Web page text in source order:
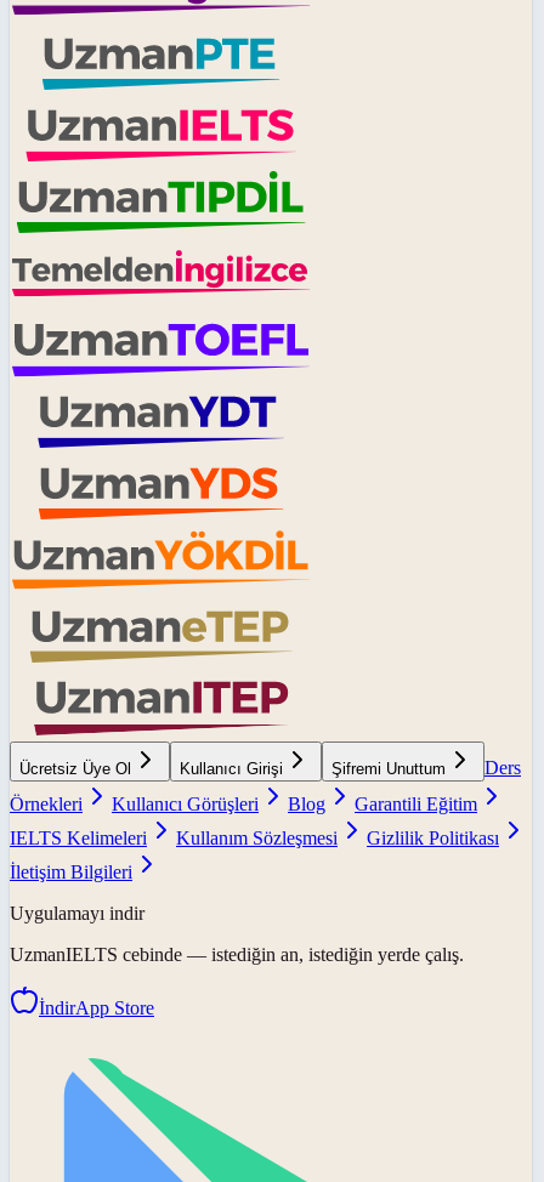
Ücretsiz Üye Ol Kullanıcı Girişi Şifremi Unuttum
Ders
Örnekleri
Kullanıcı Görüşleri Blog
Garantili Eğitim
IELTS Kelimeleri
Kullanım Sözleşmesi
Gizlilik Politikası
İletişim Bilgileri
Uygulamayı indir
UzmanIELTS cebinde — istediğin an, istediğin yerde çalış.
İndirApp Store